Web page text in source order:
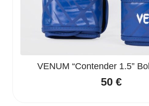
VENUM “Contender 1.5”
50 €